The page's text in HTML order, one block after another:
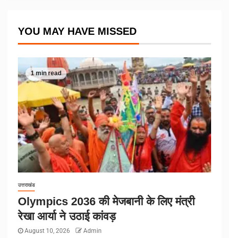
YOU MAY HAVE MISSED
1 min read
उत्तराखंड
Olympics 2036 की मेजबानी के लिए मंत्री
रेखा आर्या ने उठाई कांवड़
August 10, 2026 Admin